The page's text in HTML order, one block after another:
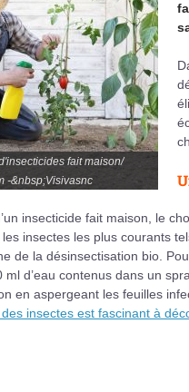
fait maison/
-&nbsp;Visivasnc
insecticide fait maison, le
insectes les plus courants
de la désinsectisation bio.
d’eau contenus dans un
en aspergeant les feuilles
insectes est fascinant à